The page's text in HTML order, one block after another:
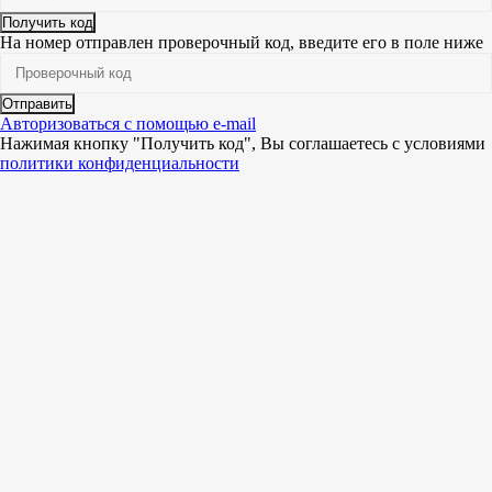
Получить код
На номер отправлен проверочный код, введите его в поле ниже
Отправить
Авторизоваться с помощью e-mail
Нажимая кнопку "Получить код", Вы соглашаетесь c условиями
политики конфиденциальности